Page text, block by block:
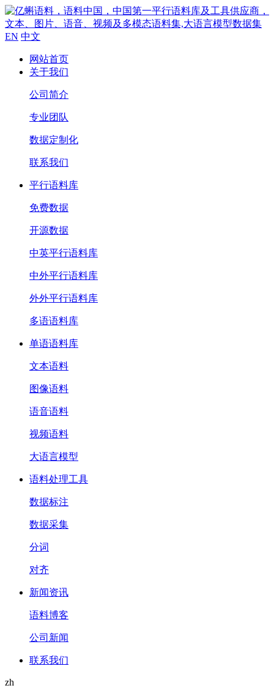
EN 中文
网站首页
关于我们
公司简介
专业团队
数据定制化
联系我们
平行语料库
免费数据
开源数据
中英平行语料库
中外平行语料库
外外平行语料库
多语语料库
单语语料库
文本语料
图像语料
语音语料
视频语料
大语言模型
语料处理工具
数据标注
数据采集
分词
对齐
新闻资讯
语料博客
公司新闻
联系我们
zh